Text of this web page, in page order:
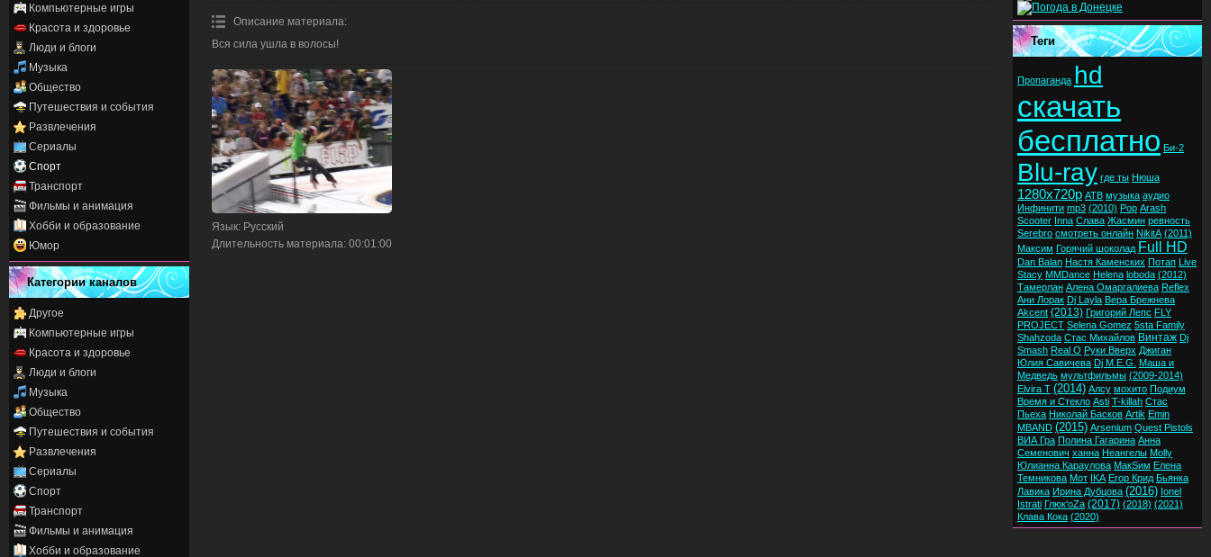
Компьютерные игры
Красота и здоровье
Люди и блоги
Музыка
Общество
Путешествия и события
Развлечения
Сериалы
Спорт
Транспорт
Фильмы и анимация
Хобби и образование
Юмор
Категории каналов
Другое
Компьютерные игры
Красота и здоровье
Люди и блоги
Музыка
Общество
Путешествия и события
Развлечения
Сериалы
Спорт
Транспорт
Фильмы и анимация
Хобби и образование
Описание материала:
Вся сила ушла в волосы!
Язык: Русский
Длительность материала: 00:01:00
Теги
Пропаганда hd
скачать
бесплатно Би-2
Blu-ray где ты Нюша
1280x720p ATB музыка аудио
Инфинити mp3 (2010) Pop Arash
Scooter Inna Слава Жасмин ревность
Serebro смотреть онлайн NikitA (2011)
Максим Горячий шоколад Full HD
Dan Balan Настя Каменских Потап Live
Stacy MMDance Helena loboda (2012)
Тамерлан Алена Омаргалиева Reflex
Ани Лорак Dj Layla Вера Брежнева
Akcent (2013) Григорий Лепс FLY
PROJECT Selena Gomez 5sta Family
Shahzoda Стас Михайлов Винтаж Dj
Smash Real O Руки Вверх Джиган
Юлия Савичева Dj M.E.G.
Маша и
Медведь мультфильмы (2009-2014)
Elvira T (2014) Алсу мохито Подиум
Время и Стекло Asti T-killah Стас
Пьеха Николай Басков Artik Emin
MBAND (2015) Arsenium Quest Pistols
ВИА Гра Полина Гагарина Анна
Семенович ханна Неангелы Molly
Юлианна Караулова МакSим Елена
Темникова Мот IKA Егор Крид Бьянка
Лавика Ирина Дубцова (2016) Ionel
Istrati Глюк'oZa (2017) (2018) (2021)
Клава Кока (2020)